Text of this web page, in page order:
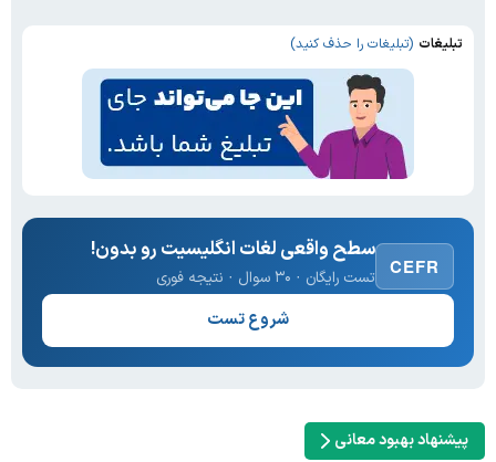
تبلیغات (تبلیغات را حذف کنید)
CEFR
سطح واقعی لغات انگلیسیت رو بدون!
تست رایگان · ۳۰ سوال · نتیجه فوری
شروع تست
پیشنهاد بهبود معانی